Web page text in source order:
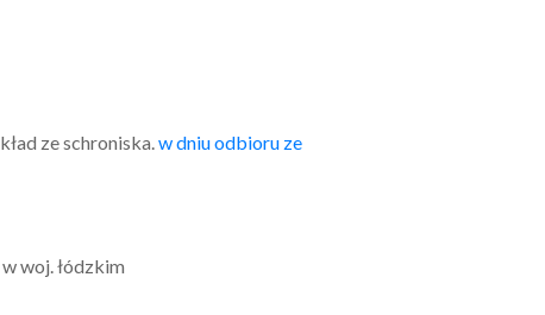
ze schroniska.w dniu odbioru ze
woj. łódzkim